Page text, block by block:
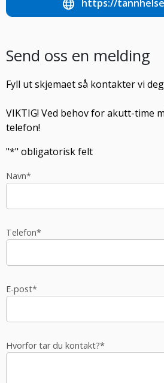
https://
Send oss en melding
Fyll ut skjemaet så kontakter vi
VIKTIG! Ved behov for akutt-time
telefon!
"*" obligatorisk felt
Navn*
Telefon*
E-post*
Hvorfor tar du kontakt?*